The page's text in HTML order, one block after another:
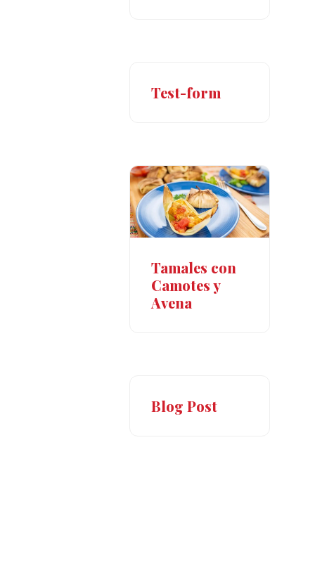
Test-form
Tamales con
Camotes y
Avena
Blog Post